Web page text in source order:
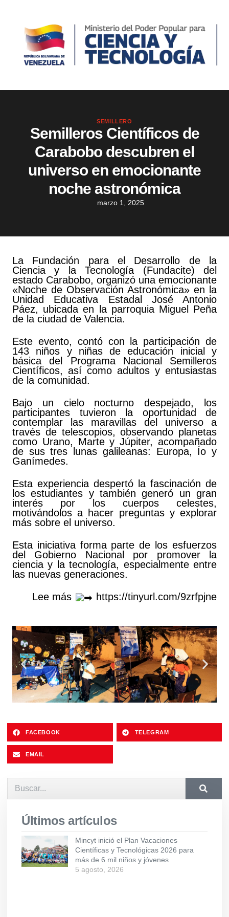
SEMILLERO
Semilleros Científicos de
Carabobo descubren el
universo en emocionante
noche astronómica
marzo 1, 2025
La Fundación para el Desarrollo de la
Ciencia y la Tecnología (Fundacite) del
estado Carabobo, organizó una emocionante
«Noche de Observación Astronómica» en la
Unidad Educativa Estadal José Antonio
Páez, ubicada en la parroquia Miguel Peña
de la ciudad de Valencia.
Este evento, contó con la participación de
143 niños y niñas de educación inicial y
básica del Programa Nacional Semilleros
Científicos, así como adultos y entusiastas
de la comunidad.
Bajo un cielo nocturno despejado, los
participantes tuvieron la oportunidad de
contemplar las maravillas del universo a
través de telescopios, observando planetas
como Urano, Marte y Júpiter, acompañado
de sus tres lunas galileanas: Europa, Ío y
Ganímedes.
Esta experiencia despertó la fascinación de
los estudiantes y también generó un gran
interés por los cuerpos celestes,
motivándolos a hacer preguntas y explorar
más sobre el universo.
Esta iniciativa forma parte de los esfuerzos
del Gobierno Nacional por promover la
ciencia y la tecnología, especialmente entre
las nuevas generaciones.
Lee más
https://tinyurl.com/9zrfpjne
FACEBOOK TELEGRAM
EMAIL
Últimos artículos
Mincyt inició el Plan Vacaciones
Científicas y Tecnológicas 2026 para
más de 6 mil niños y jóvenes
5 agosto, 2026